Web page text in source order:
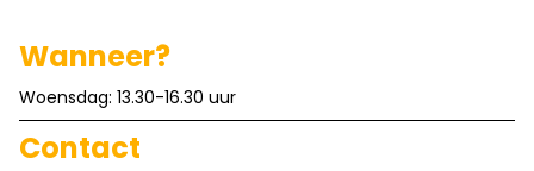
Wanneer?
Woensdag: 13.30-16.30 uur
Contact